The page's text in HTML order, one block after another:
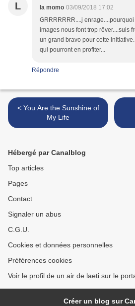
L la momo 03/09/2018 17:02
GRRRRRRR....j
images nous font trop rêver....suis
un grand bravo pour cette
qui pourront en profiter...
Répondre
< You Are the Sunshine of
My Life
Hébergé par Canalblog
Top articles
Pages
Contact
Signaler un abus
C.G.U.
Cookies et données personnelles
Préférences cookies
Voir le profil de un air de laeti sur le
Créer un blog sur